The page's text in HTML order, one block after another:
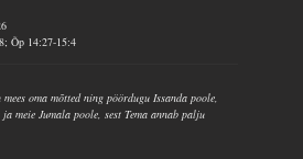
Õp 14:27-15:4
oma mõtted ning pöördugu Issanda poole,
meie Jumala poole, sest Tema annab palju